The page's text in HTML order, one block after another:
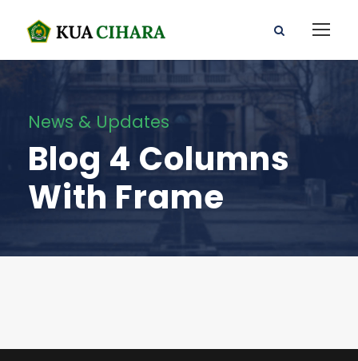
News & Updates
Blog 4 Columns
With Frame